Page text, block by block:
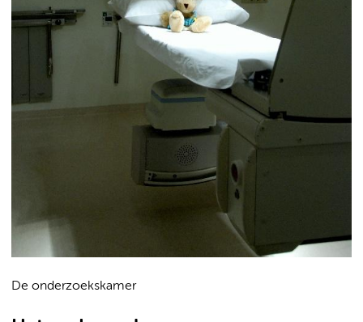
De onderzoekskamer